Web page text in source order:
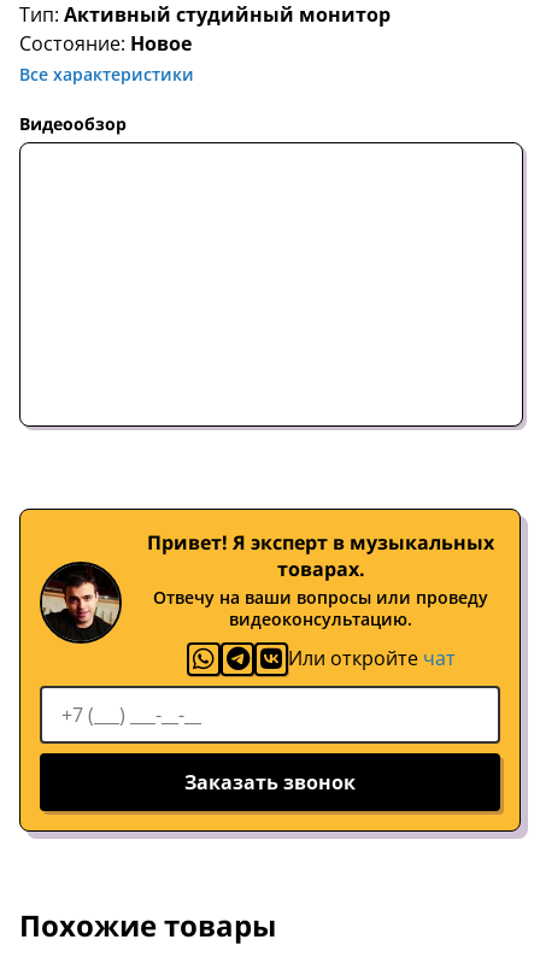
Тип: Активный студийный монитор
Состояние: Новое
Все характеристики
Видеообзор
Привет! Я эксперт в музыкальных
товарах.
Отвечу на ваши вопросы или проведу
видеоконсультацию.
Или откройте чат
Заказать звонок
Похожие товары